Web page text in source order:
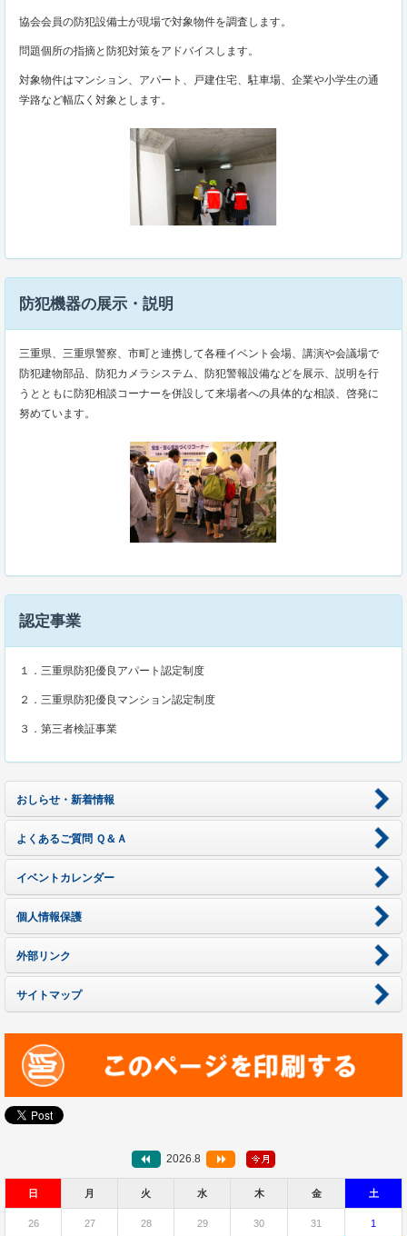
協会会員の防犯設備士が現場で対象物件を調査します。
問題個所の指摘と防犯対策をアドバイスします。
対象物件はマンション、アパート、戸建住宅、駐車場、企業や小学生の通
学路など幅広く対象とします。
防犯機器の展示・説明
三重県、三重県警察、市町と連携して各種イベント会場、講演や会議場で
防犯建物部品、防犯カメラシステム、防犯警報設備などを展示、説明を行
うとともに防犯相談コーナーを併設して来場者への具体的な相談、啓発に
努めています。
認定事業
１．三重県防犯優良アパート認定制度
２．三重県防犯優良マンション認定制度
３．第三者検証事業
おしらせ・新着情報
よくあるご質問 Ｑ＆Ａ
イベントカレンダー
個人情報保護
外部リンク
サイトマップ
2026.8
日 月 火 水 木 金 土
26 27 28 29 30 31 1